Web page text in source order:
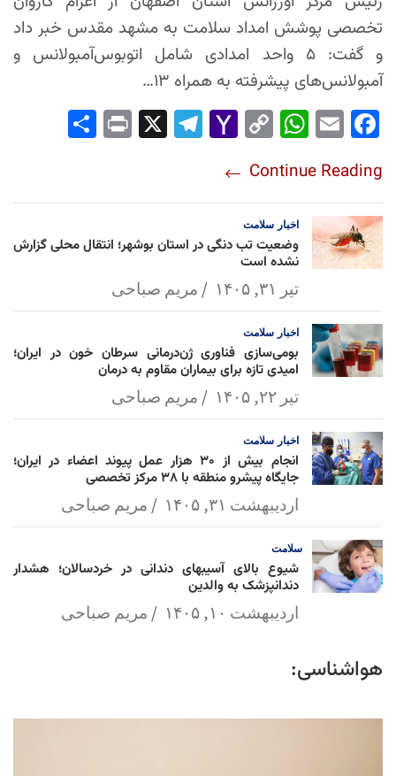
تخصصی پوشش امداد سلامت به مشهد مقدس خبر داد
و گفت: ۵ واحد امدادی شامل اتوبوس‌آمبولانس و
آمبولانس‌های پیشرفته به همراه ۱۳…
Fac
ok
Em
Wh
Ap
p
Co
Lin
k
Yah
l
Tel
Pri
Continue Reading
اخبار سلامت
وضعیت تب دنگی در استان بوشهر؛ انتقال محلی گزارش
نشده است
تیر ۳۱, ۱۴۰۵ مریم صباحی
اخبار سلامت
بومی‌سازی فناوری ژن‌درمانی سرطان خون در ایران؛
امیدی تازه برای بیماران مقاوم به درمان
تیر ۲۲, ۱۴۰۵ مریم صباحی
اخبار سلامت
انجام بیش از ۳۰ هزار عمل پیوند اعضاء در ایران؛
جایگاه پیشرو منطقه با ۳۸ مرکز تخصصی
اردیبهشت ۳۱, ۱۴۰۵ مریم صباحی
سلامت
شیوع بالای آسیبهای دندانی در خردسالان؛ هشدار
دندانپزشک به والدین
اردیبهشت ۱۰, ۱۴۰۵ مریم صباحی
هواشناسی: